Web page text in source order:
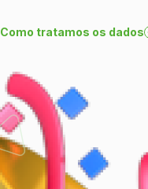
Como tratamos os dados